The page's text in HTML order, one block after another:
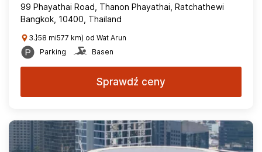
99 Phayathai Road, Thanon Phayathai, Ratchathewi
Bangkok, 10400, Thailand
3.}58 mi577 km) od Wat Arun
Parking
Basen
Sprawdź ceny